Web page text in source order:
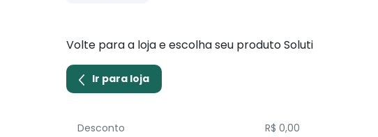
Volte para a loja e escolha seu produto Soluti
Ir para loja
Desconto R$ 0,00